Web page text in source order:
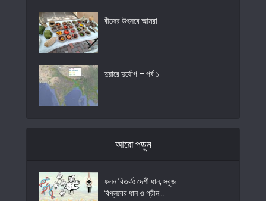
বীজের উৎসবে আমরা
দুয়ারে দুর্যোগ – পর্ব ১
আরো পড়ুন
ফলন বিতর্কঃ দেশী ধান, সবুজ
বিপ্লবের ধান ও গ্রীন...